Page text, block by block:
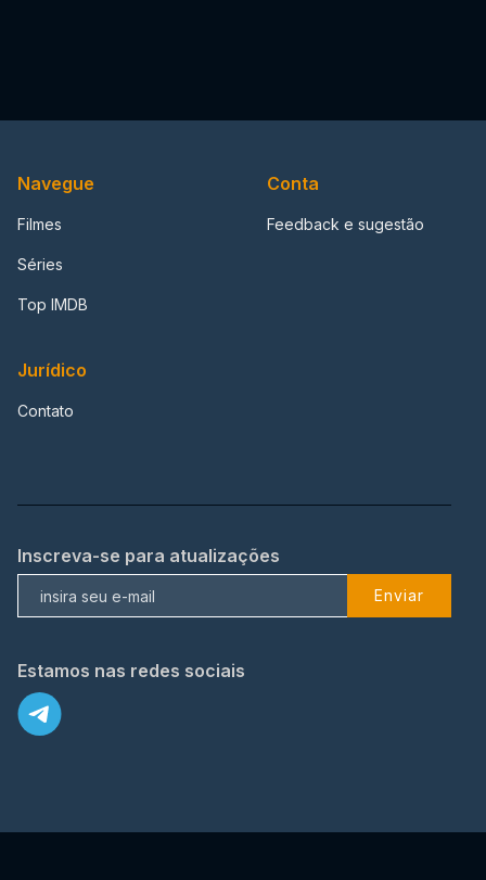
Navegue
Filmes
Séries
Top IMDB
Conta
Feedback e sugestão
Jurídico
Contato
Inscreva-se para atualizações
Enviar
Estamos nas redes sociais